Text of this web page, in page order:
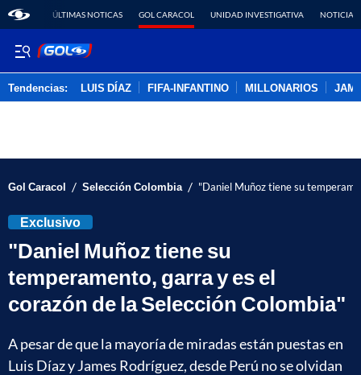
ÚLTIMAS NOTICAS GOL CARACOL UNIDAD INVESTIGATIVA NOTICIAS
Tendencias: LUIS DÍAZ FIFA-INFANTINO MILLONARIOS
Gol Caracol / Selección Colombia / "Daniel Muñoz tiene su
Exclusivo
"Daniel Muñoz tiene su
temperamento, garra y es el
corazón de la Selección Colombia"
A pesar de que la mayoría de miradas están puestas en
Luis Díaz y James Rodríguez, desde Perú no se olvidan